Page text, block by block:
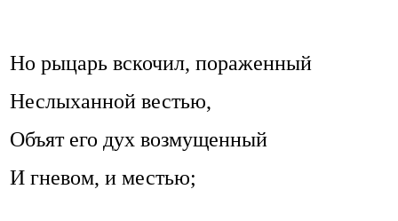
Но рыцарь вскочил, пораженный
Неслыханной вестью,
Объят его дух возмущенный
И гневом, и местью;